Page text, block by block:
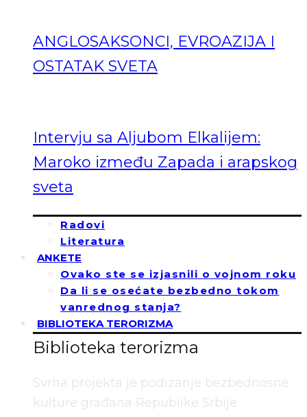
ANGLOSAKSONCI, EVROAZIJA I
OSTATAK SVETA
Intervju sa Aljubom Elkalijem:
Maroko između Zapada i arapskog
sveta
Radovi
Literatura
ANKETE
Ovako ste se izjasnili o vojnom roku
Da li se osećate bezbedno tokom
vanrednog stanja?
BIBLIOTEKA TERORIZMA
Biblioteka terorizma
Svrha projekta je podizanje bezbednosne
kulture građana Republike Srbije